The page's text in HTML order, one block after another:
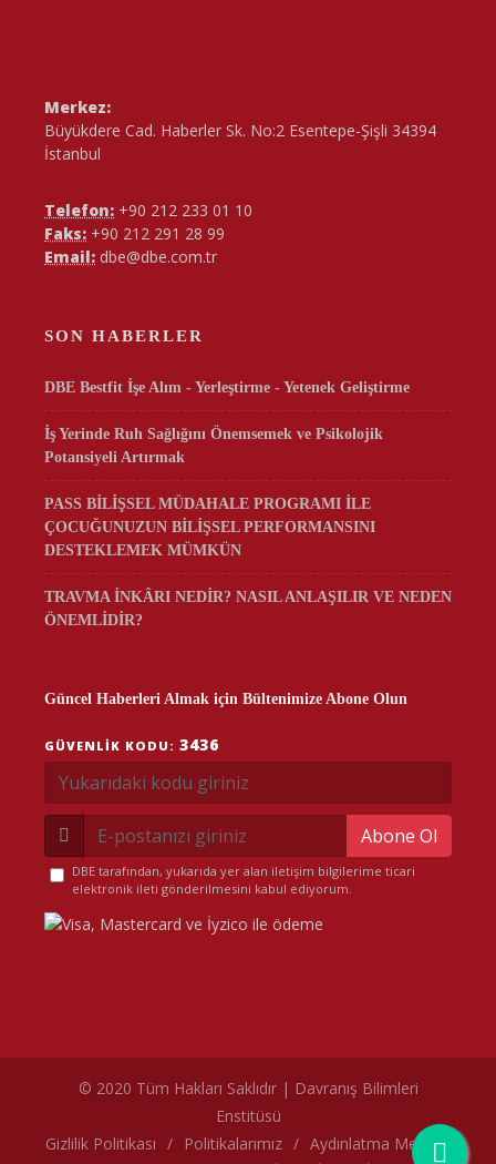
Merkez:
Büyükdere Cad. Haberler Sk. No:2 Esentepe-Şişli 34394
İstanbul
Telefon: +90 212 233 01 10
Faks: +90 212 291 28 99
Email: dbe@dbe.com.tr
SON HABERLER
DBE Bestfit İşe Alım - Yerleştirme - Yetenek Geliştirme
İş Yerinde Ruh Sağlığını Önemsemek ve Psikolojik
Potansiyeli Artırmak
PASS BİLİŞSEL MÜDAHALE PROGRAMI İLE
ÇOCUĞUNUZUN BİLİŞSEL PERFORMANSINI
DESTEKLEMEK MÜMKÜN
TRAVMA İNKÂRI NEDİR? NASIL ANLAŞILIR VE NEDEN
ÖNEMLİDİR?
Güncel Haberleri Almak için Bültenimize Abone Olun
GÜVENLIK KODU: 3436
Abone Ol
DBE tarafından, yukarıda yer alan iletişim bilgilerime ticari
elektronik ileti gönderilmesini kabul ediyorum.
© 2020 Tüm Hakları Saklıdır | Davranış Bilimleri
Enstitüsü
Gizlilik Politikası / Politikalarımız / Aydınlatma Metni
çerez politikamız